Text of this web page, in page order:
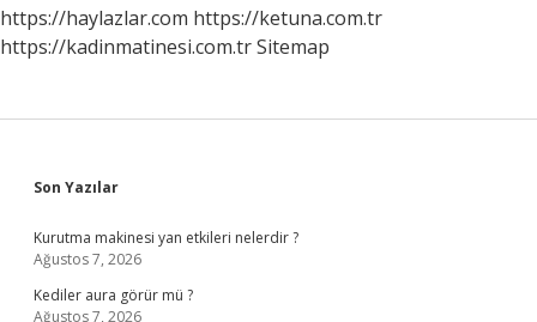
https://haylazlar.com https://ketuna.com.tr
https://kadinmatinesi.com.trSitemap
Sidebar
Son Yazılar
Kurutma makinesi yan etkileri nelerdir ?
Ağustos 7, 2026
Kediler aura görür mü ?
Ağustos 7, 2026